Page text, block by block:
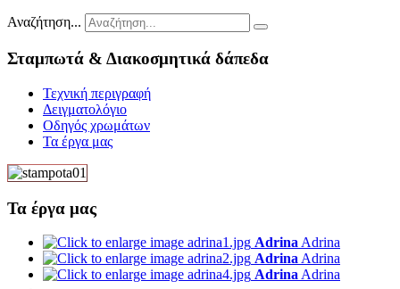
Αναζήτηση...
Σταμπωτά & Διακοσμητικά δάπεδα
Τεχνική περιγραφή
Δειγματολόγιο
Οδηγός χρωμάτων
Τα έργα μας
Τα έργα μας
Adrina Adrina
Adrina Adrina
Adrina Adrina